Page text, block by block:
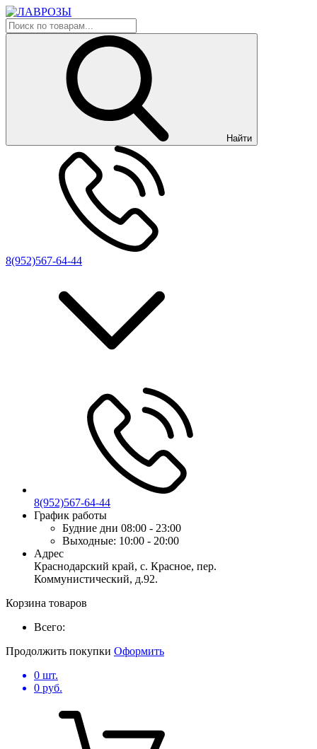
Найти
8(952)567-64-44
8(952)567-64-44
График работы
Будние дни 08:00 - 23:00
Выходные: 10:00 - 20:00
Адрес
Краснодарский край, с. Красное, пер.
Коммунистический, д.92.
Корзина товаров
Всего:
Продолжить покупки Оформить
0 шт.
0 руб.